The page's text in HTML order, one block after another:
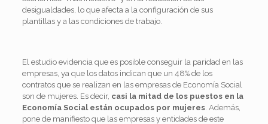
desigualdades, lo que afecta a la configuración de sus
plantillas y a las condiciones de trabajo.
El estudio evidencia que es posible conseguir la paridad en las
empresas, ya que los datos indican que un 48% de los
contratos que se realizan en las empresas de Economía Social
son de mujeres. Es decir, casi la mitad de los puestos en la
Economía Social están ocupados por mujeres. Además,
pone de manifiesto que las empresas y entidades de este